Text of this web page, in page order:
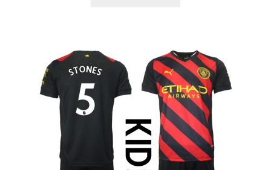
Možnosti
lahko
izberete
na
strani
izdelka